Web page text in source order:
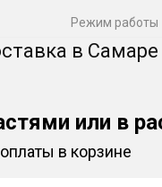
Режим работы
в Самаре
или в
в корзине